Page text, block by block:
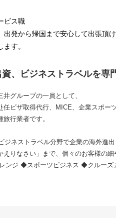
ビス職
出発から帰国まで安心して出張頂
す。
資、ビジネストラベルを専
グループの一員として、
任ビザ取得代行、MICE、企業スポー
行業者です。
ネストラベル分野で企業の海外進出
えりなさい」まで、個々のお客様の
ジ ◆スポーツビジネス ◆クルーズ